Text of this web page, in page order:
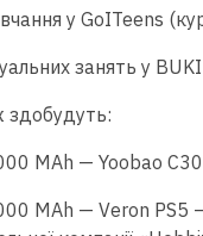
у GoITeens
занять у
здобудуть:
MAh — Yoobao
MAh — Veron PS5